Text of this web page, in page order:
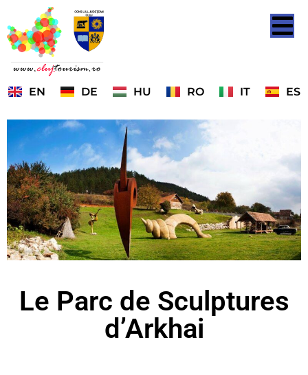
EN DE HU RO IT ES
Le Parc de Sculptures
d’Arkhai